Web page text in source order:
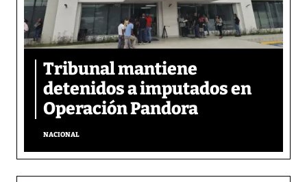
Tribunal mantiene
detenidos a imputados en
Operación Pandora
NACIONAL